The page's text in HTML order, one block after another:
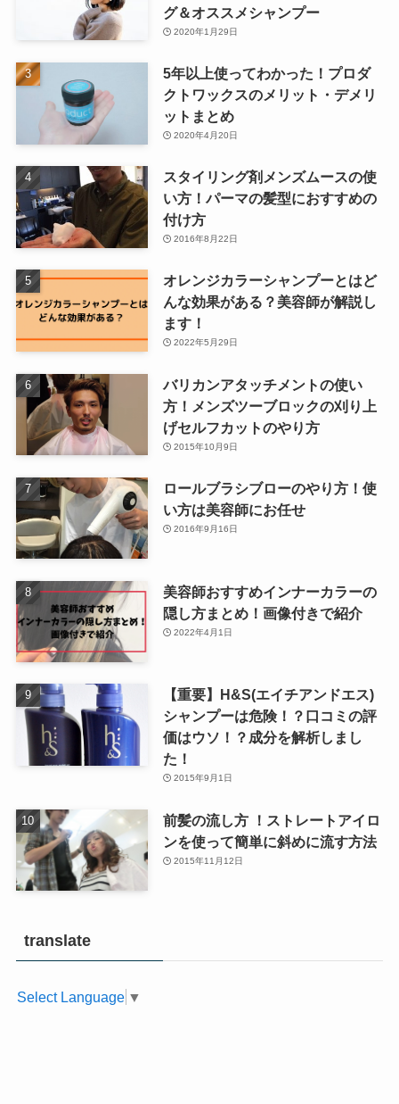
グ＆オススメシャンプー
2020年1月29日
5年以上使ってわかった！プロダ
クトワックスのメリット・デメリ
ットまとめ
2020年4月20日
スタイリング剤メンズムースの使
い方！パーマの髪型におすすめの
付け方
2016年8月22日
オレンジカラーシャンプーとはど
んな効果がある？美容師が解説し
ます！
2022年5月29日
バリカンアタッチメントの使い
方！メンズツーブロックの刈り上
げセルフカットのやり方
2015年10月9日
ロールブラシブローのやり方！使
い方は美容師にお任せ
2016年9月16日
美容師おすすめインナーカラーの
隠し方まとめ！画像付きで紹介
2022年4月1日
【重要】H&S(エイチアンドエス)
シャンプーは危険！？口コミの評
価はウソ！？成分を解析しまし
た！
2015年9月1日
前髪の流し方 ！ストレートアイロ
ンを使って簡単に斜めに流す方法
2015年11月12日
translate
Select Language ▼